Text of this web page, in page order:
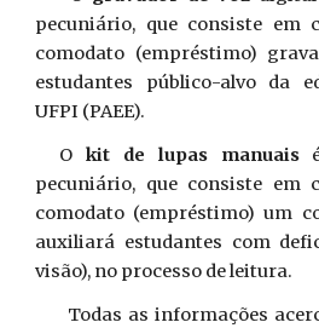
pecuniário, que consiste em
comodato (empréstimo)
estudantes público-alvo da
UFPI (PAEE).
Okit de lupas manuaisé
pecuniário, que consiste em
comodato (empréstimo) um
auxiliará estudantes com
visão), no processo de leitura.
Todas as informações